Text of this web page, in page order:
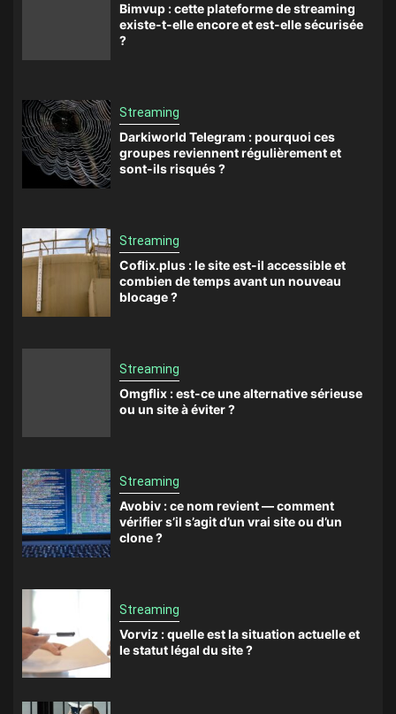
Bimvup : cette plateforme de streaming
existe-t-elle encore et est-elle sécurisée
?
Streaming
Darkiworld Telegram : pourquoi ces
groupes reviennent régulièrement et
sont-ils risqués ?
Streaming
Coflix.plus : le site est-il accessible et
combien de temps avant un nouveau
blocage ?
Streaming
Omgflix : est-ce une alternative sérieuse
ou un site à éviter ?
Streaming
Avobiv : ce nom revient — comment
vérifier s’il s’agit d’un vrai site ou d’un
clone ?
Streaming
Vorviz : quelle est la situation actuelle et
le statut légal du site ?